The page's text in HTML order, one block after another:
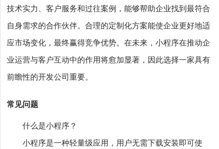
技术实力、客户服务和过往案例，能够帮助企业找到最符合
自身需求的合作伙伴。合理的定制化方案能使企业更好地适
应市场变化，最终赢得竞争优势。在未来，小程序在推动企
业运营与客户互动中的作用将愈加显著，因此选择一家具有
前瞻性的开发公司重要。
常见问题
什么是小程序？
小程序是一种轻量级应用，用户无需下载安装即可使